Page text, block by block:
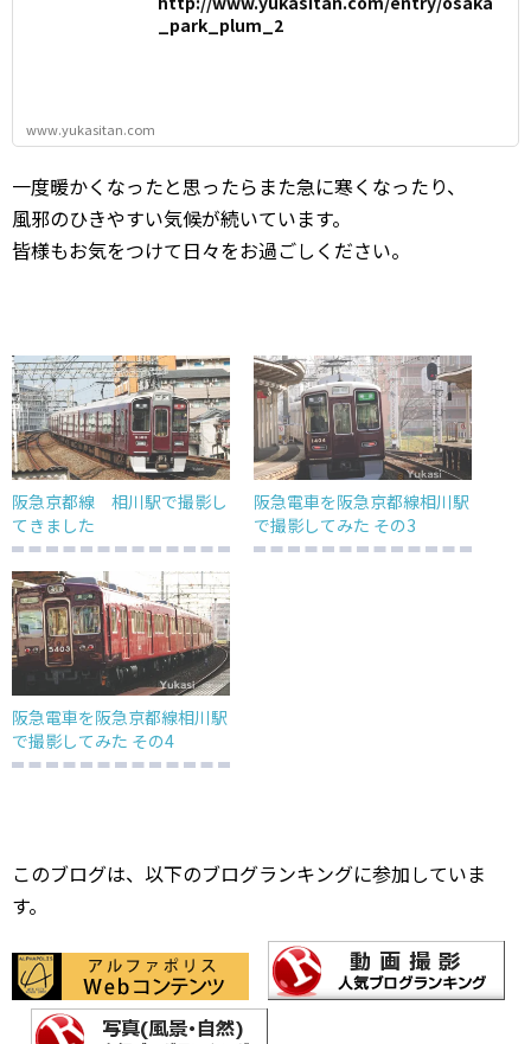
_park_plum_2
www.yukasitan.com
一度暖かくなったと思ったらまた急に寒くなったり、
風邪のひきやすい気候が続いています。
皆様もお気をつけて日々をお過ごしください。
阪急京都線 相川駅で撮影し
てきました
阪急電車を阪急京都線相川駅
で撮影してみた その3
阪急電車を阪急京都線相川駅
で撮影してみた その4
このブログは、以下のブログランキングに参加していま
す。